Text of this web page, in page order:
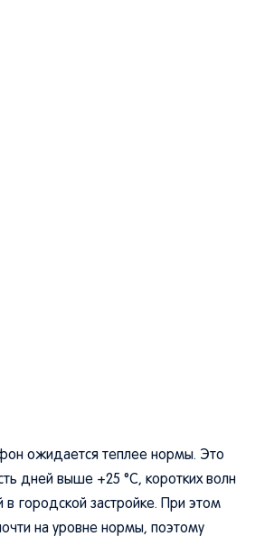
ожидается теплее нормы. Это
дней выше +25 °C, коротких волн
городской застройке. При этом
на уровне нормы, поэтому